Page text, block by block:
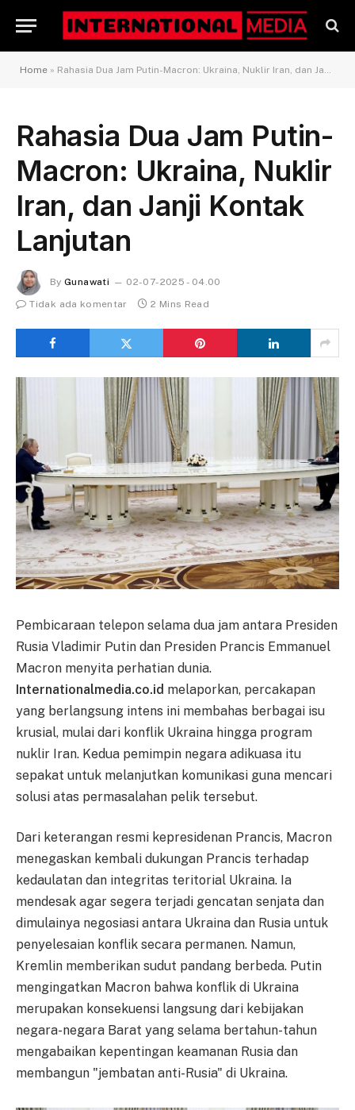
Home » Rahasia Dua Jam Putin-Macron: Ukraina, Nuklir Iran, dan Janji Kontak Lanjutan
Rahasia Dua Jam Putin-
Macron: Ukraina, Nuklir
Iran, dan Janji Kontak
Lanjutan
By Gunawati
02-07-2025 - 04.00
Tidak ada komentar
2 Mins Read
Pembicaraan telepon selama dua jam antara Presiden
Rusia Vladimir Putin dan Presiden Prancis Emmanuel
Macron menyita perhatian dunia.
Internationalmedia.co.id melaporkan, percakapan
yang berlangsung intens ini membahas berbagai isu
krusial, mulai dari konflik Ukraina hingga program
nuklir Iran. Kedua pemimpin negara adikuasa itu
sepakat untuk melanjutkan komunikasi guna mencari
solusi atas permasalahan pelik tersebut.
Dari keterangan resmi kepresidenan Prancis, Macron
menegaskan kembali dukungan Prancis terhadap
kedaulatan dan integritas teritorial Ukraina. Ia
mendesak agar segera terjadi gencatan senjata dan
dimulainya negosiasi antara Ukraina dan Rusia untuk
penyelesaian konflik secara permanen. Namun,
Kremlin memberikan sudut pandang berbeda. Putin
mengingatkan Macron bahwa konflik di Ukraina
merupakan konsekuensi langsung dari kebijakan
negara-negara Barat yang selama bertahun-tahun
mengabaikan kepentingan keamanan Rusia dan
membangun "jembatan anti-Rusia" di Ukraina.